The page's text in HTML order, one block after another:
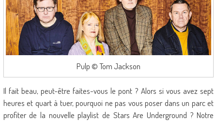
Pulp © Tom Jackson
Il fait beau, peut-être faites-vous le pont ? Alors si vous avez sept
heures et quart à tuer, pourquoi ne pas vous poser dans un parc et
profiter de la nouvelle playlist de Stars Are Underground ? Notre